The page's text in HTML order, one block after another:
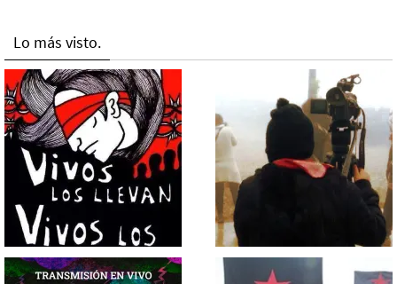
Lo más visto.